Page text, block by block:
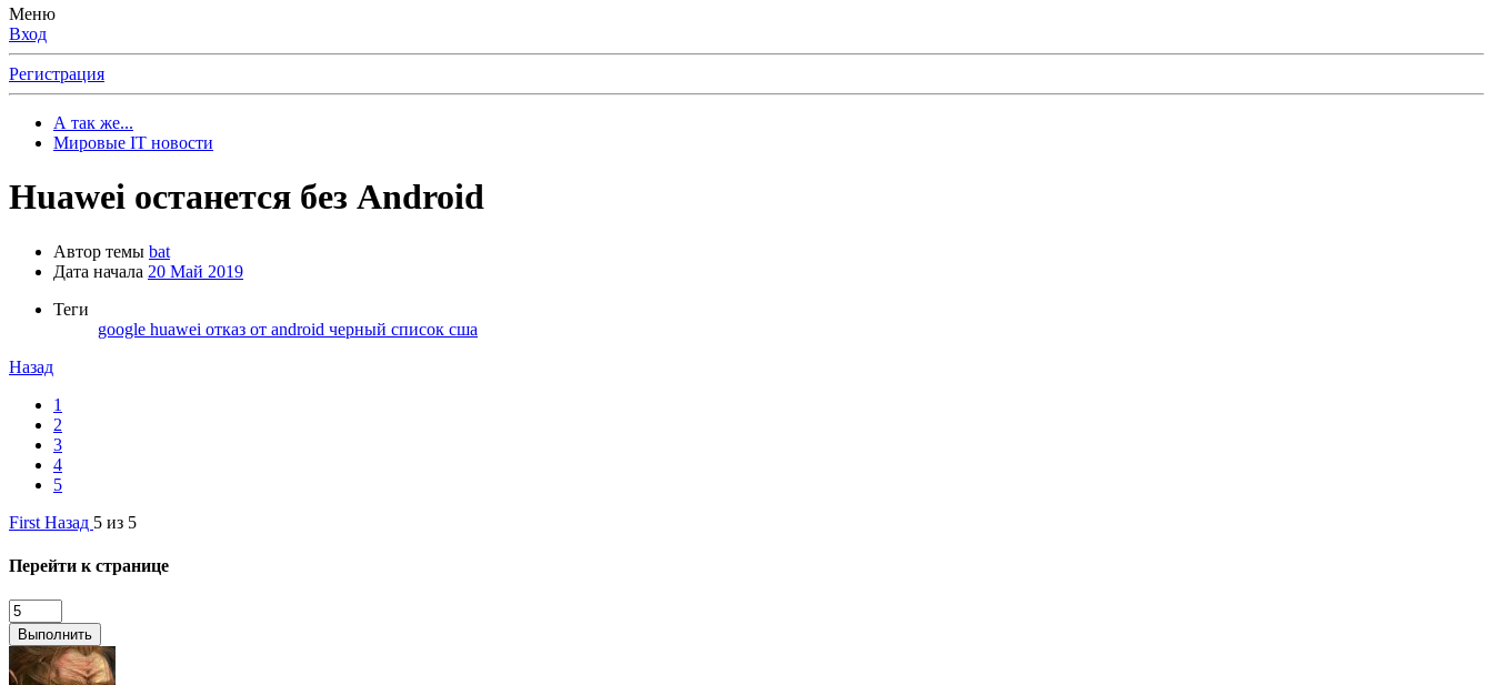
Меню
Вход
Регистрация
А так же...
Мировые IT новости
Huawei останется без Android
Автор темы bat
Дата начала 20 Май 2019
Теги
google huawei отказ от android черный список сша
Назад
1
2
3
4
5
First Назад 5 из 5
Перейти к странице
Выполнить